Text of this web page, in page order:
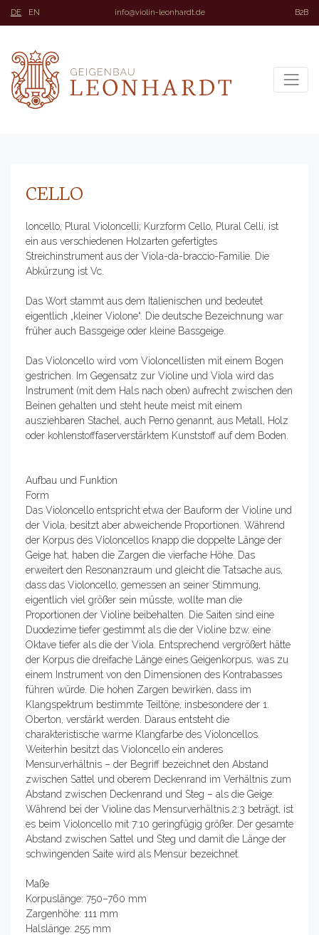
DE EN info@violin-leonhardt.de B2B
CELLO
loncello, Plural Violoncelli; Kurzform Cello, Plural Celli, ist
ein aus verschiedenen Holzarten gefertigtes
Streichinstrument aus der Viola-da-braccio-Familie. Die
Abkürzung ist Vc.
Das Wort stammt aus dem Italienischen und bedeutet
eigentlich „kleiner Violone“. Die deutsche Bezeichnung war
früher auch Bassgeige oder kleine Bassgeige.
Das Violoncello wird vom Violoncellisten mit einem Bogen
gestrichen. Im Gegensatz zur Violine und Viola wird das
Instrument (mit dem Hals nach oben) aufrecht zwischen den
Beinen gehalten und steht heute meist mit einem
ausziehbaren Stachel, auch Perno genannt, aus Metall, Holz
oder kohlenstofffaserverstärktem Kunststoff auf dem Boden.
Aufbau und Funktion
Form
Das Violoncello entspricht etwa der Bauform der Violine und
der Viola, besitzt aber abweichende Proportionen. Während
der Korpus des Violoncellos knapp die doppelte Länge der
Geige hat, haben die Zargen die vierfache Höhe. Das
erweitert den Resonanzraum und gleicht die Tatsache aus,
dass das Violoncello, gemessen an seiner Stimmung,
eigentlich viel größer sein müsste, wollte man die
Proportionen der Violine beibehalten. Die Saiten sind eine
Duodezime tiefer gestimmt als die der Violine bzw. eine
Oktave tiefer als die der Viola. Entsprechend vergrößert hätte
der Korpus die dreifache Länge eines Geigenkorpus, was zu
einem Instrument von den Dimensionen des Kontrabasses
führen würde. Die hohen Zargen bewirken, dass im
Klangspektrum bestimmte Teiltöne, insbesondere der 1.
Oberton, verstärkt werden. Daraus entsteht die
charakteristische warme Klangfarbe des Violoncellos.
Weiterhin besitzt das Violoncello ein anderes
Mensurverhältnis – der Begriff bezeichnet den Abstand
zwischen Sattel und oberem Deckenrand im Verhältnis zum
Abstand zwischen Deckenrand und Steg – als die Geige:
Während bei der Violine das Mensurverhältnis 2:3 beträgt, ist
es beim Violoncello mit 7:10 geringfügig größer. Der gesamte
Abstand zwischen Sattel und Steg und damit die Länge der
schwingenden Saite wird als Mensur bezeichnet.
Maße
Korpuslänge: 750–760 mm
Zargenhöhe: 111 mm
Halslänge: 255 mm